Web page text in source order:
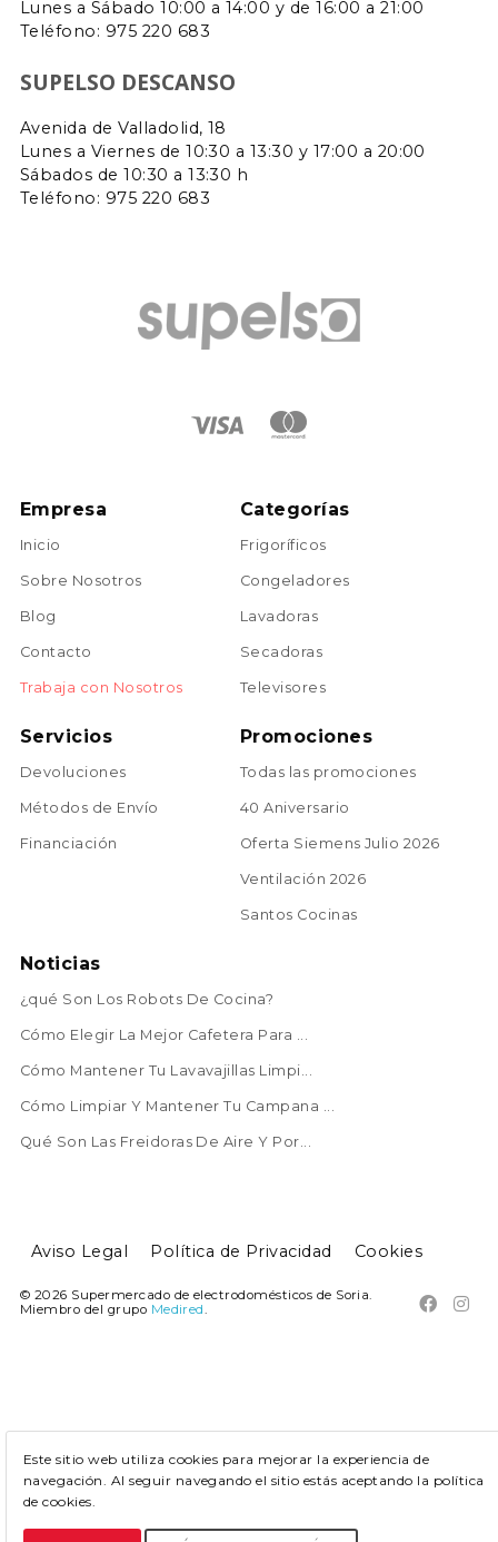
Lunes a Sábado 10:00 a 14:00 y de 16:00 a 21:00
Teléfono: 975 220 683
SUPELSO DESCANSO
Avenida de Valladolid, 18
Lunes a Viernes de 10:30 a 13:30 y 17:00 a 20:00
Sábados de 10:30 a 13:30 h
Teléfono: 975 220 683
Empresa
Inicio
Sobre Nosotros
Blog
Contacto
Trabaja con Nosotros
Categorías
Frigoríficos
Congeladores
Lavadoras
Secadoras
Televisores
Servicios
Devoluciones
Métodos de Envío
Financiación
Promociones
Todas las promociones
40 Aniversario
Oferta Siemens Julio 2026
Ventilación 2026
Santos Cocinas
Noticias
¿qué Son Los Robots De Cocina?
Cómo Elegir La Mejor Cafetera Para ...
Cómo Mantener Tu Lavavajillas Limpi...
Cómo Limpiar Y Mantener Tu Campana ...
Qué Son Las Freidoras De Aire Y Por...
Aviso Legal Política de Privacidad Cookies
 
© 2026 Supermercado de electrodomésticos de Soria.
Miembro del grupo Medired.
Este sitio web utiliza cookies para mejorar la experiencia de
navegación. Al seguir navegando el sitio estás aceptando la política
de cookies.